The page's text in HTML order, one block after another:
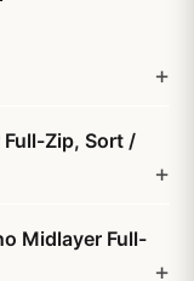
Zip, Sort /
Midlayer Full-